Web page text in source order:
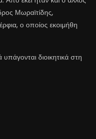
Μωραϊτίδης,
ο οποίος εκοιμήθη
διοικητικά στη